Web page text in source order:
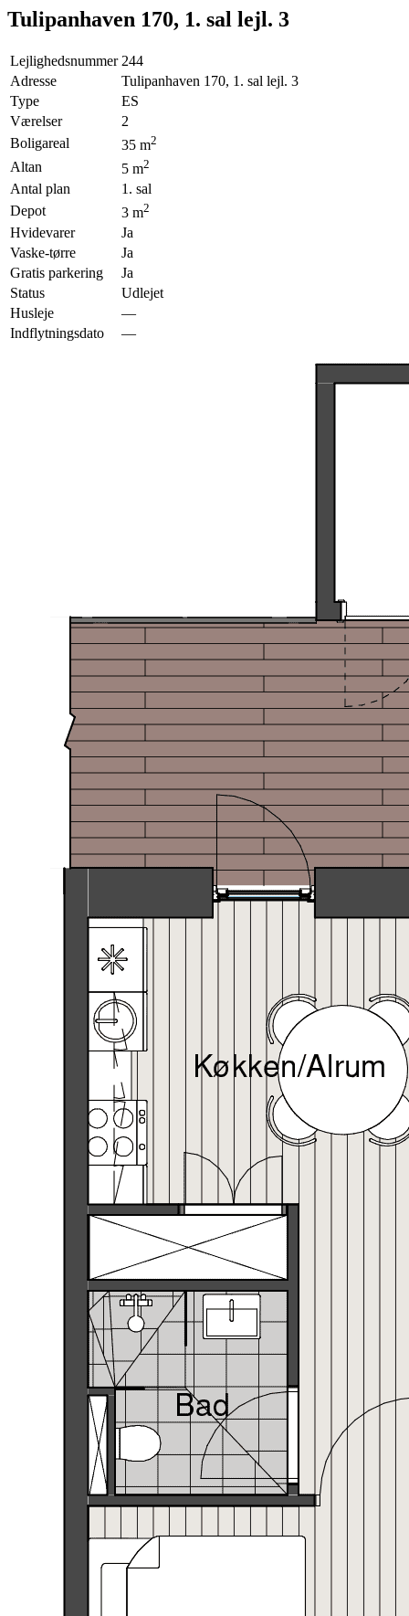
Tulipanhaven 170, 1. sal lejl. 3
Lejlighedsnummer 244
Adresse
Tulipanhaven 170, 1. sal lejl. 3
Type
ES
Værelser
2
Boligareal
35 m2
Altan 5 m2
Antal plan
1. sal
Depot
3 m2
Hvidevarer
Ja
Vaske-tørre
Ja
Gratis parkering
Ja
Status
Udlejet
Husleje
—
Indflytningsdato
—